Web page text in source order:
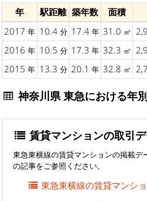
年 駅距離 築年数 面積
2017 年 10.4 分 17.4 年 31.0 ㎡
2016 年 10.5 分 17.3 年 32.3 ㎡
2015 年 13.3 分 20.1 年 32.8 ㎡
神奈川県 東急における
賃貸マンションの取引
東急東横線の賃貸マンションの掲載
の記事をご参照ください。
東急東横線の賃貸マンシ